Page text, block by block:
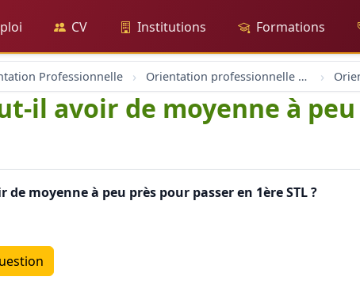
CV Institutions Formations
Professionnelle Orientation professionnelle et professionnel
il avoir de moyenne à
moyenne à peu près pour passer en 1ère STL ?